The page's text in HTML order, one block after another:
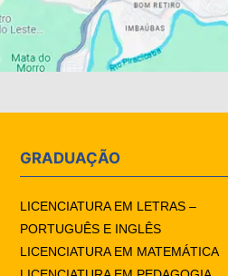
GRADUAÇÃO
LICENCIATURA EM LETRAS –
PORTUGUÊS E INGLÊS
LICENCIATURA EM MATEMÁTICA